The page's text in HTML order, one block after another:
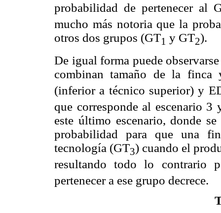
probabilidad de pertenecer al
mucho más notoria que la
otros dos grupos (GT1 y GT2).
De igual forma puede
combinan tamaño de la
(inferior a técnico superior) y
que corresponde al escenario 3
este último escenario, donde
probabilidad para que una
tecnología (GT3) cuando el
resultando todo lo contrario
pertenecer a ese grupo decrece.